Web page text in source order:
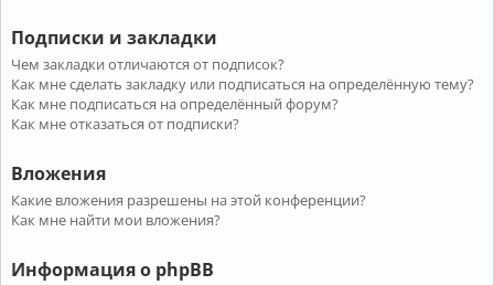
Подписки и закладки
Чем закладки отличаются от подписок?
Как мне сделать закладку или подписаться на определённую тему?
Как мне подписаться на определённый форум?
Как мне отказаться от подписки?
Вложения
Какие вложения разрешены на этой конференции?
Как мне найти мои вложения?
Информация о phpBB